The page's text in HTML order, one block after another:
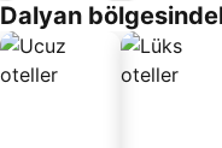
oteller
Dalyan